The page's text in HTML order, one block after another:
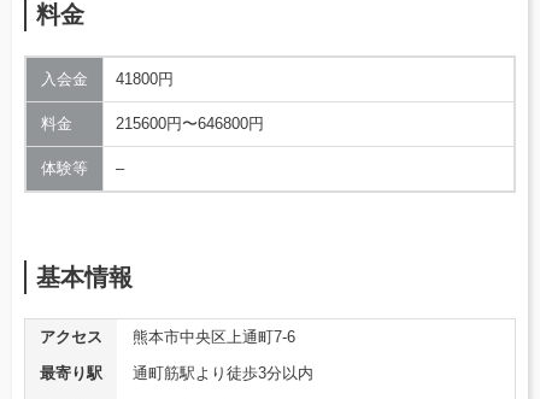
料金
入会金 41800円
料金 215600円〜646800円
体験等 –
基本情報
アクセス
熊本市中央区上通町7-6
最寄り駅
通町筋駅より徒歩3分以内